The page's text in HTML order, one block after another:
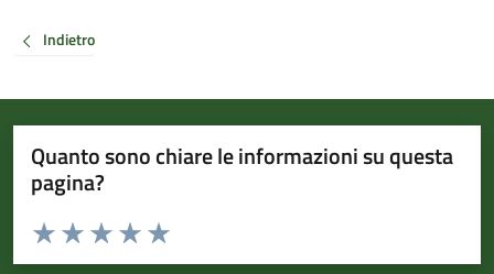
Indietro
Quanto sono chiare le informazioni su questa
pagina?
Valuta da 1 a 5 stelle la pagina
Valuta 5 stelle su 5
Valuta 4 stelle su 5
Valuta 3 stelle su 5
Valuta 2 stelle su 5
Valuta 1 stelle su 5